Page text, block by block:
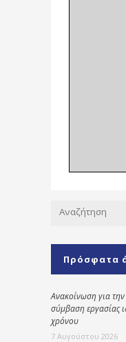
Πρόσφατα
Ανακοίνωση για
σύμβαση εργασίας
χρόνου
7 Αυγούστου 2026